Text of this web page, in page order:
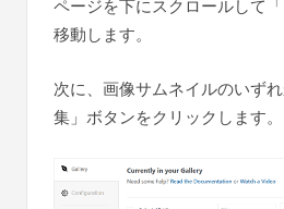
ページを下にスクロールして
移動します。
次に、画像サムネイルのいず
集」ボタンをクリックします。